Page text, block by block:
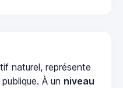
naturel, représente
À un niveau